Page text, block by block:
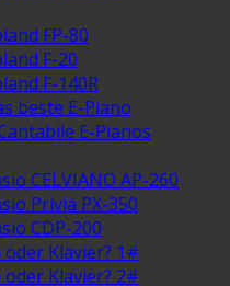
FP-80
F-20
F-140R
beste E-Piano
E-Pianos
CELVIANO AP-260
Privia PX-350
CDP-200
oder Klavier? 1#
oder Klavier? 2#